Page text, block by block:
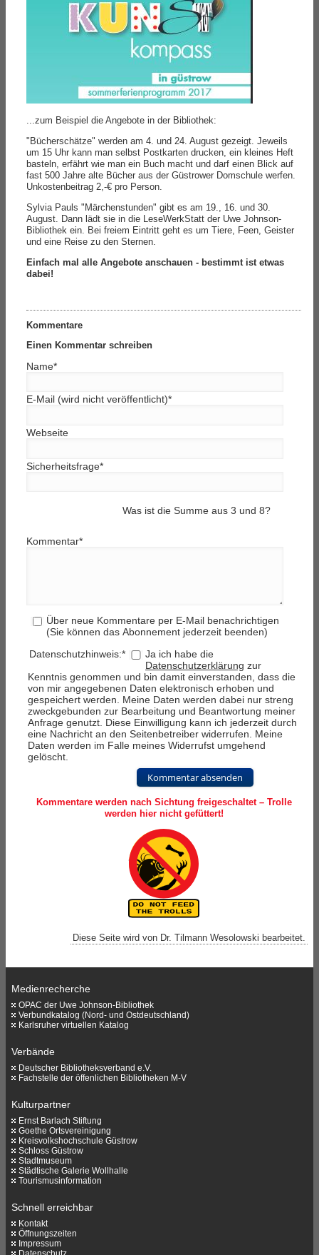
...zum Beispiel die Angebote in der Bibliothek:
"Bücherschätze" werden am 4. und 24. August gezeigt. Jeweils
um 15 Uhr kann man selbst Postkarten drucken, ein kleines Heft
basteln, erfährt wie man ein Buch macht und darf einen Blick auf
fast 500 Jahre alte Bücher aus der Güstrower Domschule werfen.
Unkostenbeitrag 2,-€ pro Person.
Sylvia Pauls "Märchenstunden" gibt es am 19., 16. und 30.
August. Dann lädt sie in die LeseWerkStatt der Uwe Johnson-
Bibliothek ein. Bei freiem Eintritt geht es um Tiere, Feen, Geister
und eine Reise zu den Sternen.
Einfach mal alle Angebote anschauen - bestimmt ist etwas
dabei!
Kommentare
Einen Kommentar schreiben
Name*
E-Mail (wird nicht veröffentlicht)*
Webseite
Sicherheitsfrage*
Was ist die Summe aus 3 und 8?
Kommentar*
Über neue Kommentare per E-Mail benachrichtigen
(Sie können das Abonnement jederzeit beenden)
Datenschutzhinweis:*
Ja ich habe die
Datenschutzerklärung zur
Kenntnis genommen und bin damit einverstanden, dass die
von mir angegebenen Daten elektronisch erhoben und
gespeichert werden. Meine Daten werden dabei nur streng
zweckgebunden zur Bearbeitung und Beantwortung meiner
Anfrage genutzt. Diese Einwilligung kann ich jederzeit durch
eine Nachricht an den Seitenbetreiber widerrufen. Meine
Daten werden im Falle meines Widerrufst umgehend
gelöscht.
Kommentar absenden
Kommentare werden nach Sichtung freigeschaltet – Trolle
werden hier nicht gefüttert!
Diese Seite wird von Dr. Tilmann Wesolowski bearbeitet.
Medienrecherche
OPAC der Uwe Johnson-Bibliothek
Verbundkatalog (Nord- und Ostdeutschland)
Karlsruher virtuellen Katalog
Verbände
Deutscher Bibliotheksverband e.V.
Fachstelle der öffenlichen Bibliotheken M-V
Kulturpartner
Ernst Barlach Stiftung
Goethe Ortsvereinigung
Kreisvolkshochschule Güstrow
Schloss Güstrow
Stadtmuseum
Städtische Galerie Wollhalle
Tourismusinformation
Schnell erreichbar
Kontakt
Öffnungszeiten
Impressum